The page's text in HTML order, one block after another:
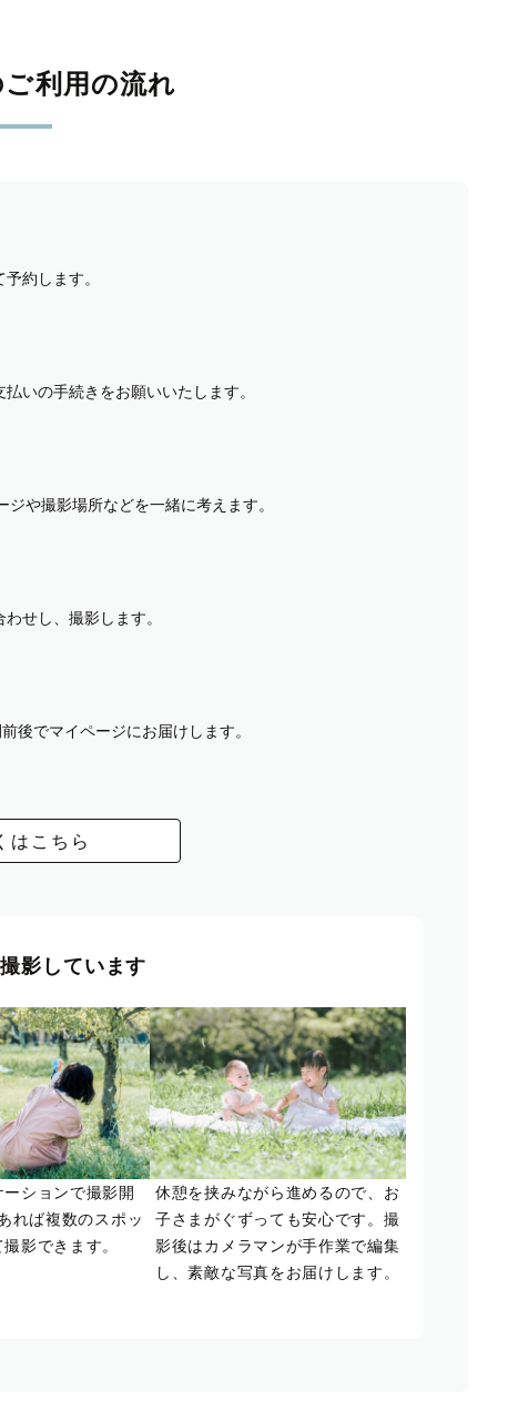
利用の流れ
約します。
いの手続きをお願いいたします。
や撮影場所などを一緒に考えます。
せし、撮影します。
後でマイページにお届けします。
はこちら
影しています
ーションで撮影開
れば複数のスポッ
撮影できます。
休憩を挟みながら進めるので、お
子さまがぐずっても安心です。撮
影後はカメラマンが手作業で編集
し、素敵な写真をお届けします。